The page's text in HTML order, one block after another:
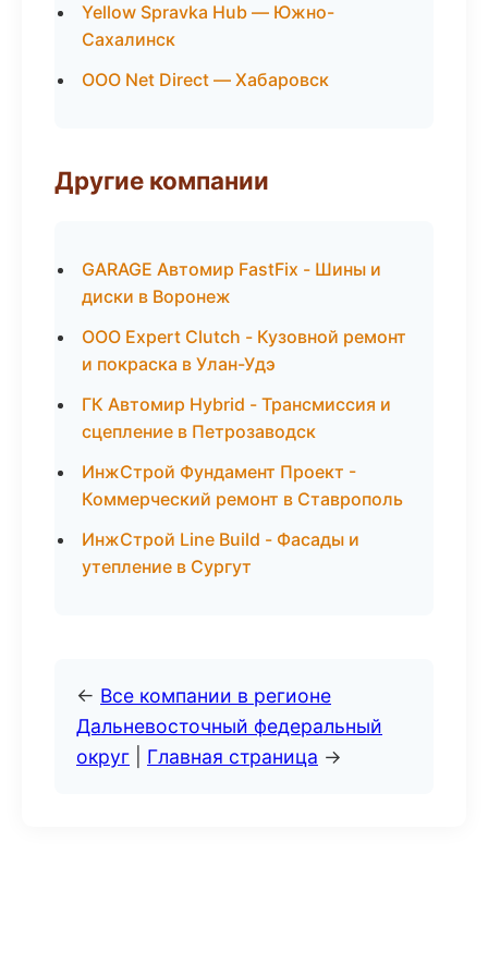
Yellow Spravka Hub — Южно-
Сахалинск
ООО Net Direct — Хабаровск
Другие компании
GARAGE Автомир FastFix - Шины и
диски в Воронеж
ООО Expert Clutch - Кузовной ремонт
и покраска в Улан-Удэ
ГК Автомир Hybrid - Трансмиссия и
сцепление в Петрозаводск
ИнжСтрой Фундамент Проект -
Коммерческий ремонт в Ставрополь
ИнжСтрой Line Build - Фасады и
утепление в Сургут
← Все компании в регионе
Дальневосточный федеральный
округ
Главная страница →